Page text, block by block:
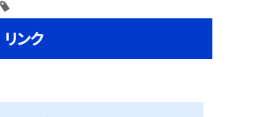
リンク